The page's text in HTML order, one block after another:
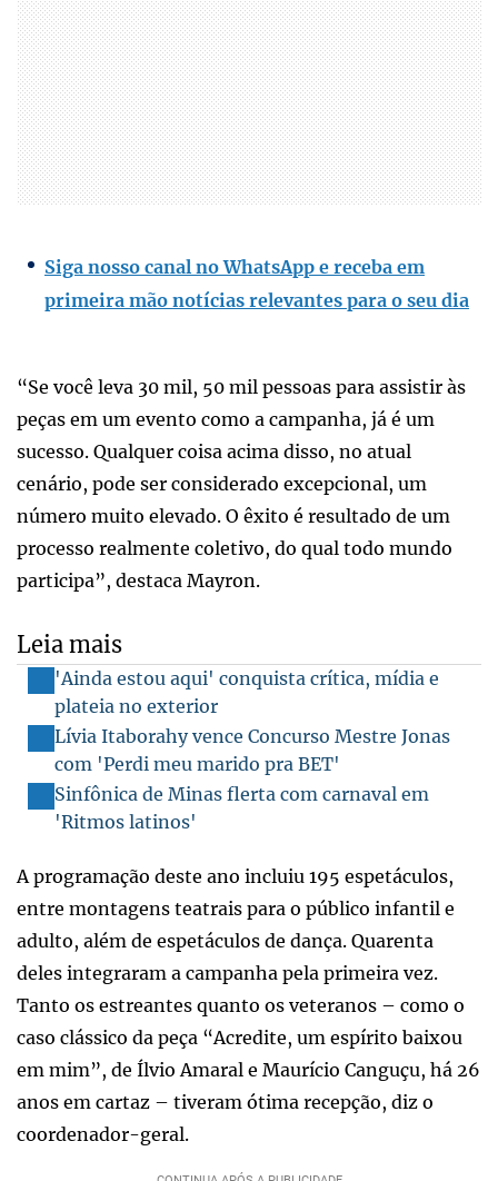
Siga nosso canal no WhatsApp e receba em
primeira mão notícias relevantes para o seu dia
“Se você leva 30 mil, 50 mil pessoas para assistir às
peças em um evento como a campanha, já é um
sucesso. Qualquer coisa acima disso, no atual
cenário, pode ser considerado excepcional, um
número muito elevado. O êxito é resultado de um
processo realmente coletivo, do qual todo mundo
participa”, destaca Mayron.
Leia mais
'Ainda estou aqui' conquista crítica, mídia e
plateia no exterior
Lívia Itaborahy vence Concurso Mestre Jonas
com 'Perdi meu marido pra BET'
Sinfônica de Minas flerta com carnaval em
'Ritmos latinos'
A programação deste ano incluiu 195 espetáculos,
entre montagens teatrais para o público infantil e
adulto, além de espetáculos de dança. Quarenta
deles integraram a campanha pela primeira vez.
Tanto os estreantes quanto os veteranos – como o
caso clássico da peça “Acredite, um espírito baixou
em mim”, de Ílvio Amaral e Maurício Canguçu, há 26
anos em cartaz – tiveram ótima recepção, diz o
coordenador-geral.